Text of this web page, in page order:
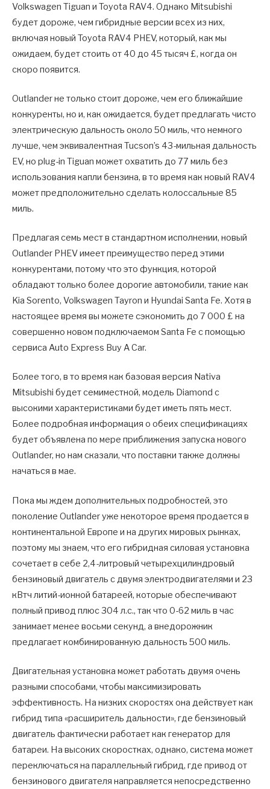
Volkswagen Tiguan и Toyota RAV4. Однако Mitsubishi
будет дороже, чем гибридные версии всех из них,
включая новый Toyota RAV4 PHEV, который, как мы
ожидаем, будет стоить от 40 до 45 тысяч £, когда он
скоро появится.
Outlander не только стоит дороже, чем его ближайшие
конкуренты, но и, как ожидается, будет предлагать чисто
электрическую дальность около 50 миль, что немного
лучше, чем эквивалентная Tucson’s 43-мильная дальность
EV, но plug-in Tiguan может охватить до 77 миль без
использования капли бензина, в то время как новый RAV4
может предположительно сделать колоссальные 85
миль.
Предлагая семь мест в стандартном исполнении, новый
Outlander PHEV имеет преимущество перед этими
конкурентами, потому что это функция, которой
обладают только более дорогие автомобили, такие как
Kia Sorento, Volkswagen Tayron и Hyundai Santa Fe. Хотя в
настоящее время вы можете сэкономить до 7 000 £ на
совершенно новом подключаемом Santa Fe с помощью
сервиса Auto Express Buy A Car.
Более того, в то время как базовая версия Nativa
Mitsubishi будет семиместной, модель Diamond с
высокими характеристиками будет иметь пять мест.
Более подробная информация о обеих спецификациях
будет объявлена по мере приближения запуска нового
Outlander, но нам сказали, что поставки также должны
начаться в мае.
Пока мы ждем дополнительных подробностей, это
поколение Outlander уже некоторое время продается в
континентальной Европе и на других мировых рынках,
поэтому мы знаем, что его гибридная силовая установка
сочетает в себе 2,4-литровый четырехцилиндровый
бензиновый двигатель с двумя электродвигателями и 23
кВтч литий-ионной батареей, которые обеспечивают
полный привод плюс 304 л.с., так что 0-62 миль в час
занимает менее восьми секунд, а внедорожник
предлагает комбинированную дальность 500 миль.
Двигательная установка может работать двумя очень
разными способами, чтобы максимизировать
эффективность. На низких скоростях она действует как
гибрид типа «расширитель дальности», где бензиновый
двигатель фактически работает как генератор для
батареи. На высоких скоростках, однако, система может
переключаться на параллельный гибрид, где привод от
бензинового двигателя направляется непосредственно